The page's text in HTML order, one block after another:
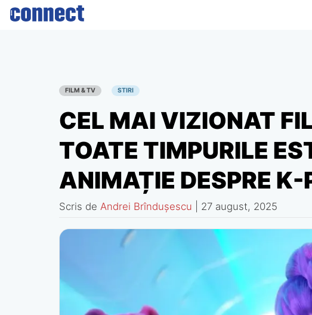
Skip
FILM & TV STIRI
CEL MAI VIZIONAT
TOATE TIMPURILE
ANIMAȚIE DESPRE K-
Scris de Andrei Brîndușescu 27 august, 2025